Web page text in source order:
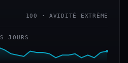
100 · AVIDITÉ EXTRÊME
JOURS